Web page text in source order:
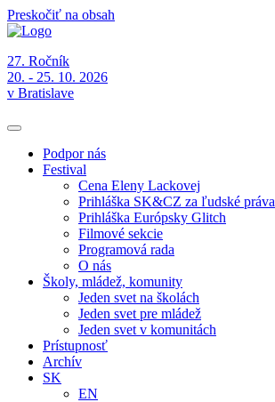
Preskočiť na obsah
27. Ročník
20. - 25. 10. 2026
v Bratislave
Podpor nás
Festival
Cena Eleny Lackovej
Prihláška SK&CZ za ľudské práva
Prihláška Európsky Glitch
Filmové sekcie
Programová rada
O nás
Školy, mládež, komunity
Jeden svet na školách
Jeden svet pre mládež
Jeden svet v komunitách
Prístupnosť
Archív
SK
EN